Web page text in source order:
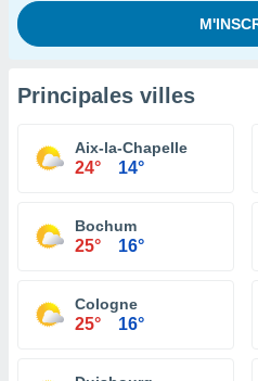
Principales villes
Aix-la-Chapelle
24° 14°
Bochum
25° 16°
Cologne
25° 16°